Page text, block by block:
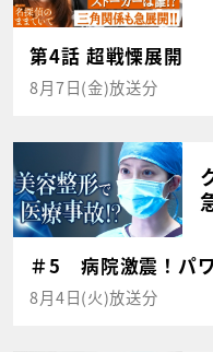
第4話 超戦慄展開
8月7日(金)放送分
＃5 病院激震！パ
8月4日(火)放送分